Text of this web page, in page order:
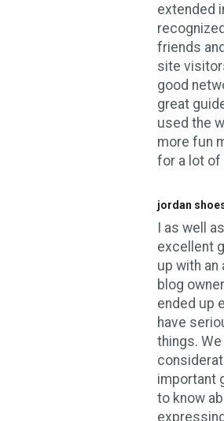
extended
friends
site
good
great
used the
more fun
for a lot of
jordan
I as well
excellent
up with
blog
ended up
have
things.
important
to know